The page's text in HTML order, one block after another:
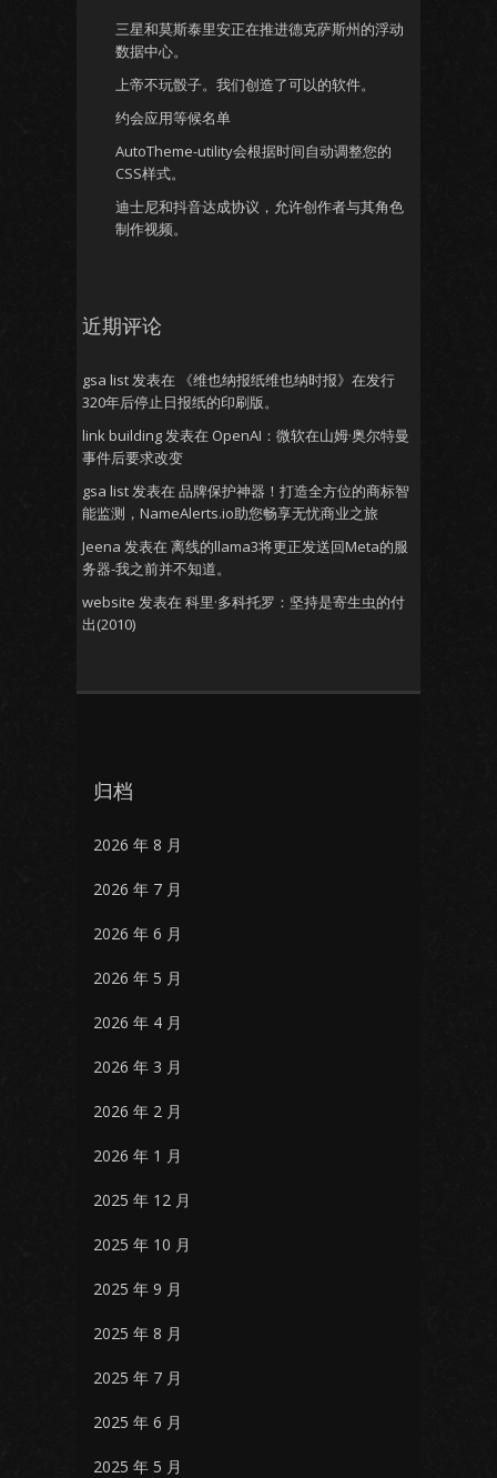
三星和莫斯泰里安正在推进德克萨斯州的浮动
数据中心。
上帝不玩骰子。我们创造了可以的软件。
约会应用等候名单
AutoTheme-utility会根据时间自动调整您的
CSS样式。
迪士尼和抖音达成协议，允许创作者与其角色
制作视频。
近期评论
gsa list发表在
《维也纳报纸维也纳时报》在发行
320年后停止日报纸的印刷版。
link building发表在 OpenAI：微软在山姆·奥尔特曼
事件后要求改变
gsa list发表在 品牌保护神器！打造全方位的商标智
能监测，NameAlerts.io助您畅享无忧商业之旅
Jeena 发表在 离线的llama3将更正发送回Meta的服
务器-我之前并不知道。
website 发表在 科里·多科托罗：坚持是寄生虫的付
出(2010)
归档
2026 年 8 月
2026 年 7 月
2026 年 6 月
2026 年 5 月
2026 年 4 月
2026 年 3 月
2026 年 2 月
2026 年 1 月
2025 年 12 月
2025 年 10 月
2025 年 9 月
2025 年 8 月
2025 年 7 月
2025 年 6 月
2025 年 5 月